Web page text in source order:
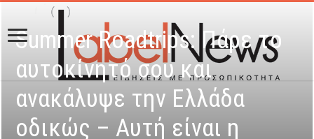
Summer Roadtrips: Πάρε το
αυτοκίνητό σου και
ανακάλυψε την Ελλάδα
οδικώς – Αυτή είναι η